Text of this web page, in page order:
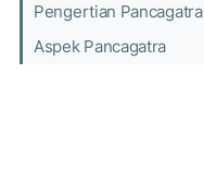
Pengertian Pancagatra
Aspek Pancagatra